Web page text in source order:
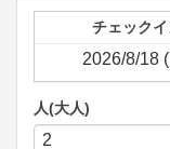
チェック
人(大人)